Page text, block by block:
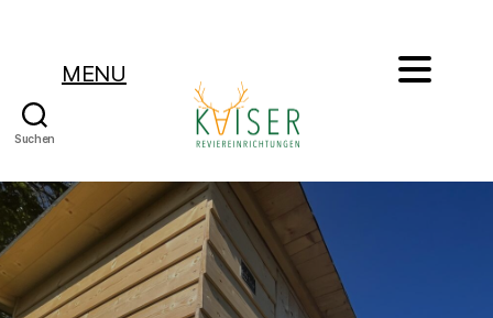
Suchen
Reviereinrichtungen
MENU